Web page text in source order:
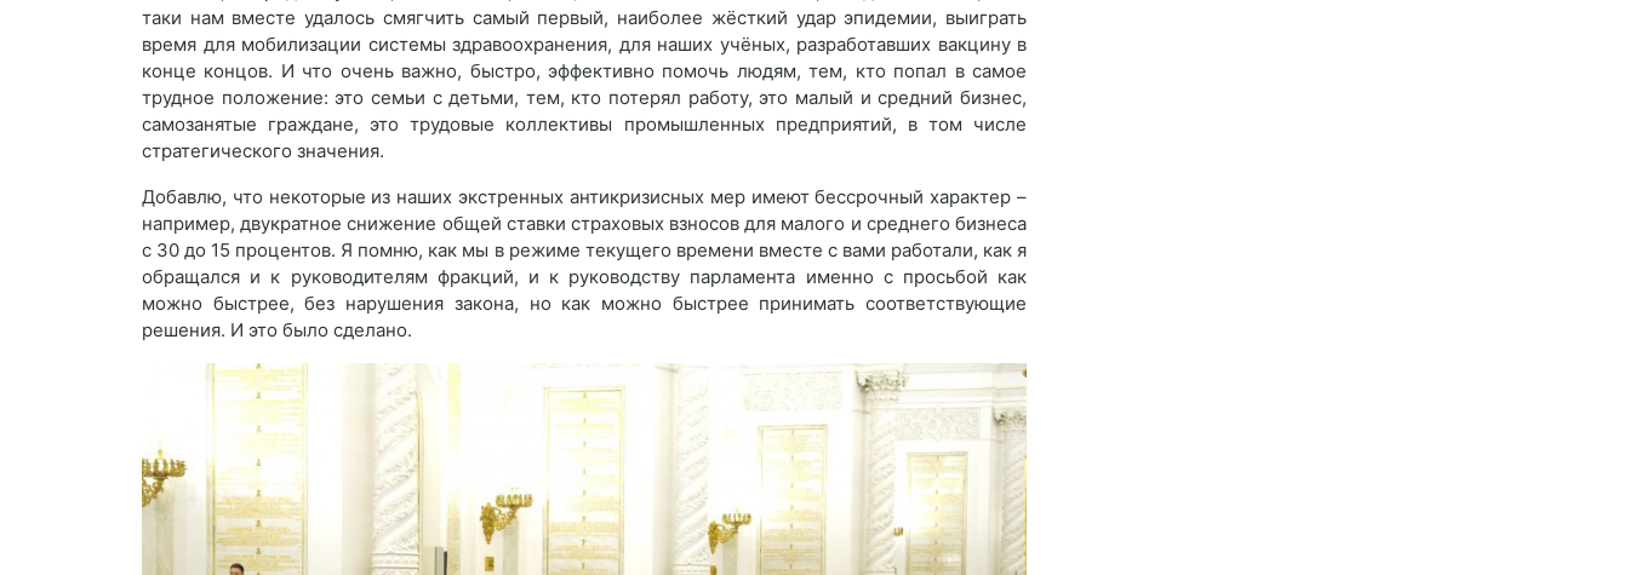
таки нам вместе удалось смягчить самый первый, наиболее жёсткий удар эпидемии, выиграть
время для мобилизации системы здравоохранения, для наших учёных, разработавших вакцину в
конце концов. И что очень важно, быстро, эффективно помочь людям, тем, кто попал в самое
трудное положение: это семьи с детьми, тем, кто потерял работу, это малый и средний бизнес,
самозанятые граждане, это трудовые коллективы промышленных предприятий, в том числе
стратегического значения.
Добавлю, что некоторые из наших экстренных антикризисных мер имеют бессрочный характер –
например, двукратное снижение общей ставки страховых взносов для малого и среднего бизнеса
с 30 до 15 процентов. Я помню, как мы в режиме текущего времени вместе с вами работали, как я
обращался и к руководителям фракций, и к руководству парламента именно с просьбой как
можно быстрее, без нарушения закона, но как можно быстрее принимать соответствующие
решения. И это было сделано.